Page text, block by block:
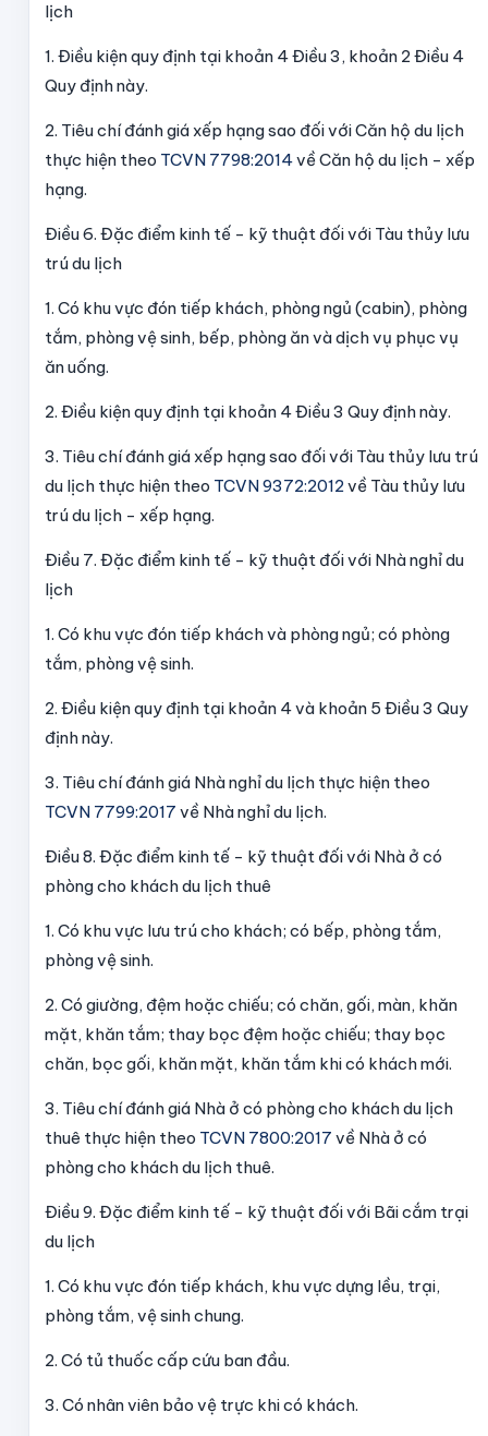
lịch
1. Điều kiện quy định tại khoản 4 Điều 3, khoản 2 Điều 4
Quy định này.
2. Tiêu chí đánh giá xếp hạng sao đối với Căn hộ du lịch
thực hiện theo TCVN 7798:2014về Căn hộ du lịch - xếp
hạng.
Điều 6. Đặc điểm kinh tế - kỹ thuật đối với Tàu thủy lưu
trú du lịch
1. Có khu vực đón tiếp khách, phòng ngủ (cabin), phòng
tắm, phòng vệ sinh, bếp, phòng ăn và dịch vụ phục vụ
ăn uống.
2. Điều kiện quy định tại khoản 4 Điều 3 Quy định này.
3. Tiêu chí đánh giá xếp hạng sao đối với Tàu thủy lưu trú
du lịch thực hiện theo TCVN 9372:2012về Tàu thủy lưu
trú du lịch - xếp hạng.
Điều 7. Đặc điểm kinh tế - kỹ thuật đối với Nhà nghỉ du
lịch
1. Có khu vực đón tiếp khách và phòng ngủ; có phòng
tắm, phòng vệ sinh.
2. Điều kiện quy định tại khoản 4 và khoản 5 Điều 3 Quy
định này.
3. Tiêu chí đánh giá Nhà nghỉ du lịch thực hiện theo
TCVN 7799:2017 về Nhà nghỉ du lịch.
Điều 8. Đặc điểm kinh tế - kỹ thuật đối với Nhà ở có
phòng cho khách du lịch thuê
1. Có khu vực lưu trú cho khách; có bếp, phòng tắm,
phòng vệ sinh.
2. Có giường, đệm hoặc chiếu; có chăn, gối, màn, khăn
mặt, khăn tắm; thay bọc đệm hoặc chiếu; thay bọc
chăn, bọc gối, khăn mặt, khăn tắm khi có khách mới.
3. Tiêu chí đánh giá Nhà ở có phòng cho khách du lịch
thuê thực hiện theo TCVN 7800:2017 về Nhà ở có
phòng cho khách du lịch thuê.
Điều 9. Đặc điểm kinh tế - kỹ thuật đối với Bãi cắm trại
du lịch
1. Có khu vực đón tiếp khách, khu vực dựng lều, trại,
phòng tắm, vệ sinh chung.
2. Có tủ thuốc cấp cứu ban đầu.
3. Có nhân viên bảo vệ trực khi có khách.